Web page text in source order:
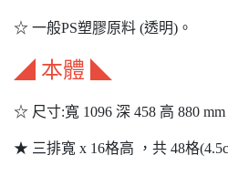
☆ 一般PS塑膠原料 (透明)。
◢ 本體 ◣
☆ 尺寸:寬 1096 深 458 高 880 mm
★ 三排寬 x 16格高 ，共 48格